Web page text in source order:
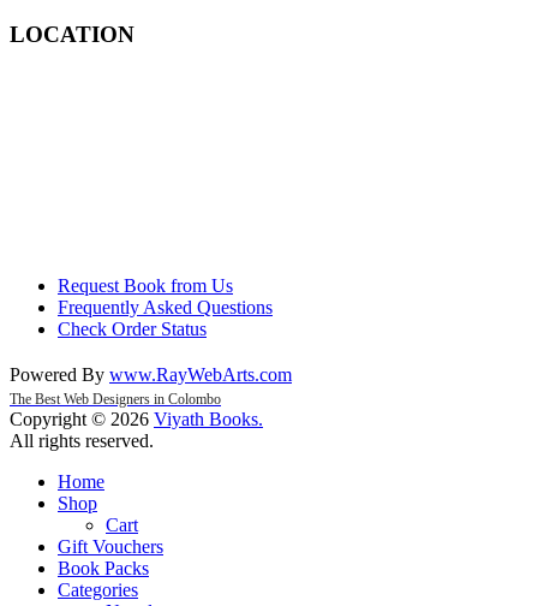
LOCATION
Request Book from Us
Frequently Asked Questions
Check Order Status
Powered By www.RayWebArts.com
The Best Web Designers in Colombo
Copyright © 2026 Viyath Books.
All rights reserved.
Home
Shop
Cart
Gift Vouchers
Book Packs
Categories